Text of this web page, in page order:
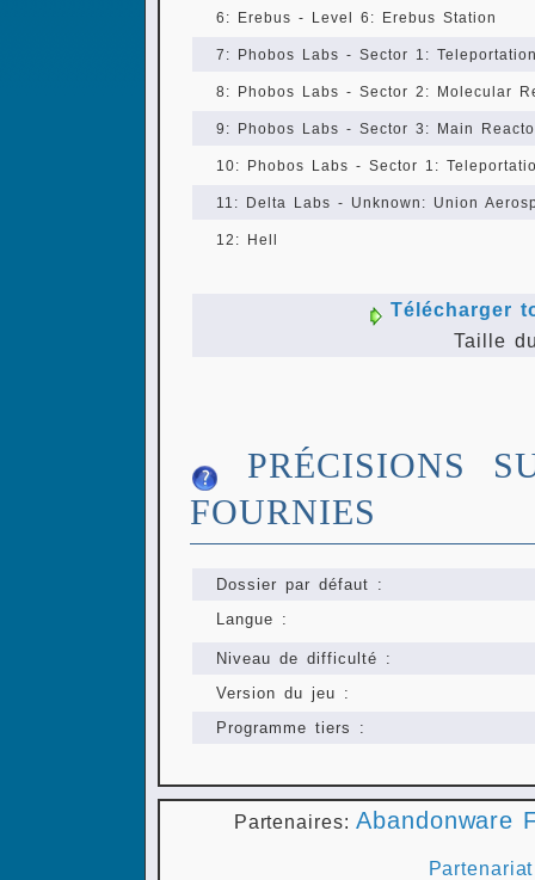
6: Erebus - Level 6: Erebus Station
7: Phobos Labs - Sector 1:
8: Phobos Labs - Sector 2: Molecular
9: Phobos Labs - Sector 3: Main
10: Phobos Labs - Sector 1:
11: Delta Labs - Unknown: Union
12: Hell
Télécharger
Taille
PRÉCISIONS
FOURNIES
Dossier par défaut :
Langue :
Niveau de difficulté :
Version du jeu :
Programme tiers :
Partenaires:Abandonware
Partenariat